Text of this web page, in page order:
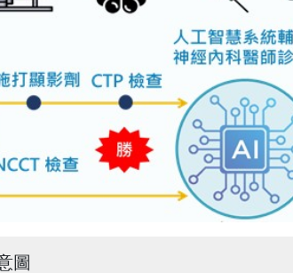
圖